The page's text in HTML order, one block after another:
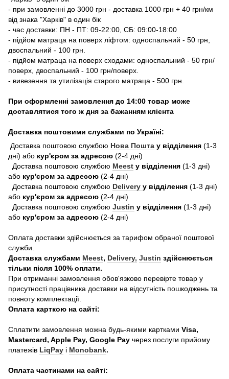
- при замовленні до 3000 грн - доставка 1000 грн + 40 грн/км
від знака "Харків" в один бік
- час доставки: ПН - ПТ: 09-22:00, СБ: 09:00-18:00
- підйом матраца на поверх ліфтом: односпальний - 50 грн,
двоспальний - 100 грн.
- підйом матраца на поверх сходами: односпальний - 50 грн/
поверх, двоспальний - 100 грн/поверх.
- вивезення та утилізація старого матраца - 500 грн.
При оформленні замовлення до 14:00 товар може
доставлятися того ж дня за бажанням клієнта
Доставка поштовими службами по Україні:
Доставка поштовою службою Нова Пошта у відділення (1-3
дні) або кур'єром за адресою (2-4 дні)
Доставка поштовою службою Meest у відділення (1-3 дні)
або кур'єром за адресою (2-4 дні)
Доставка поштовою службою Delivery у відділення (1-3 дні)
або кур'єром за адресою (2-4 дні)
Доставка поштовою службою Justin у відділення (1-3 дні)
або кур'єром за адресою (2-4 дні)
Оплата доставки здійснюється за тарифом обраної поштової
служби.
Доставка службами Meest, Delivery, Justin здійснюється
тільки після 100% оплати.
При отриманні замовлення обов'язково перевірте товар у
присутності працівника доставки на відсутність пошкоджень та
повноту комплектації.
Оплата карткою на сайті:
Сплатити замовлення можна будь-якими картками Visa,
Mastercard, Apple Pay, Google Pay через послуги прийому
платежів LiqPay і Monobank.
Оплата частинами на сайті: